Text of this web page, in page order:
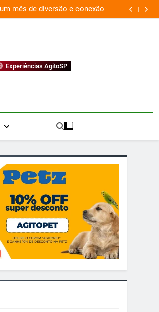
“Led Zeppelin in Concert” retorna aos
Experiências AgitoSP